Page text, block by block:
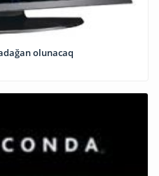
olunacaq